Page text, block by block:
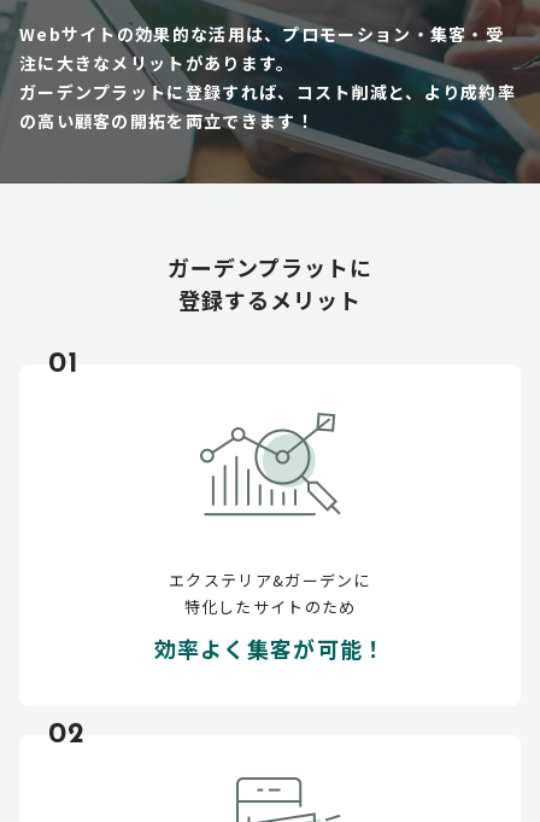
Webサイトの効果的な活用は、プロモーション・集客・受
注に大きなメリットがあります。
ガーデンプラットに登録すれば、コスト削減と、より成約率
の高い顧客の開拓を両立できます！
ガーデンプラットに
登録するメリット
01
エクステリア&ガーデンに
特化したサイトのため
効率よく集客が可能！
02